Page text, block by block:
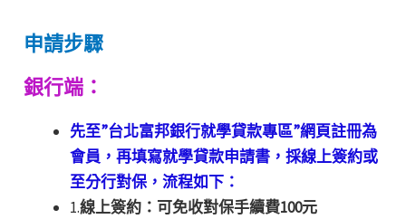
申請步驟
銀行端：
先至”台北富邦銀行就學貸款專區”網頁註冊為
會員，再填寫就學貸款申請書，採線上簽約或
至分行對保，流程如下：
1.線上簽約：可免收對保手續費100元